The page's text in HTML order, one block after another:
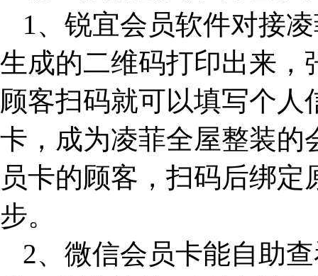
1、锐宜会员软件对接
生成的二维码打印出来，
顾客扫码就可以填写个
卡，成为凌菲全屋整装的
员卡的顾客，扫码后绑
步。
2、微信会员卡能自助